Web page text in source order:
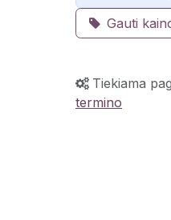
Gauti
Tiekiama
termino